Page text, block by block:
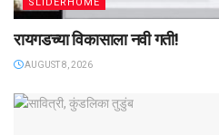
रायगडच्या विकासाला नवी गती!
AUGUST 8, 2026